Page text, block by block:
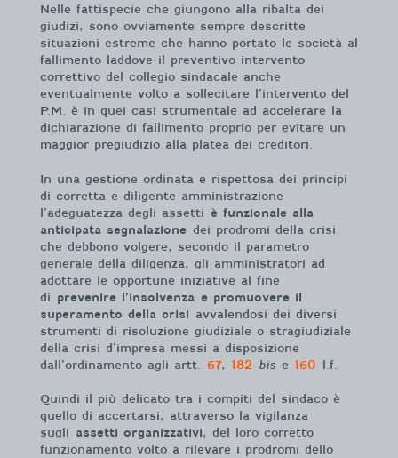
Nelle fattispecie che giungono alla ribalta dei
giudizi, sono ovviamente sempre descritte
situazioni estreme che hanno portato le società al
fallimento laddove il preventivo intervento
correttivo del collegio sindacale anche
eventualmente volto a sollecitare l’intervento del
P.M. è in quei casi strumentale ad accelerare la
dichiarazione di fallimento proprio per evitare un
maggior pregiudizio alla platea dei creditori.
In una gestione ordinata e rispettosa dei principi
di corretta e diligente amministrazione
l’adeguatezza degli assetti è funzionale alla
anticipata segnalazione dei prodromi della crisi
che debbono volgere, secondo il parametro
generale della diligenza, gli amministratori ad
adottare le opportune iniziative al fine
di prevenire l’insolvenza e promuovere il
superamento della crisi avvalendosi dei diversi
strumenti di risoluzione giudiziale o stragiudiziale
della crisi d’impresa messi a disposizione
dall’ordinamento agli artt. 67, 182 bis e 160 l.f.
Quindi il più delicato tra i compiti del sindaco è
quello di accertarsi, attraverso la vigilanza
sugli assetti organizzativi, del loro corretto
funzionamento volto a rilevare i prodromi dello